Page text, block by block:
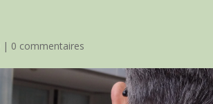
| 0 commentaires